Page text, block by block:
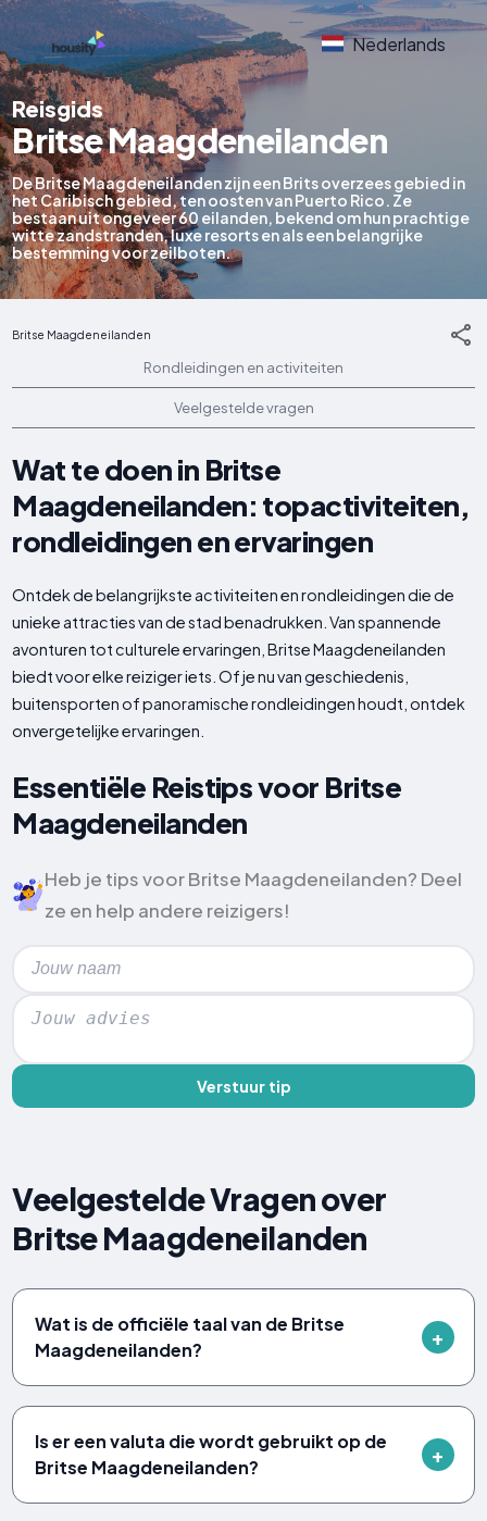
Nederlands
Reisgids
Britse Maagdeneilanden
De Britse Maagdeneilanden zijn een Brits overzees gebied in
het Caribisch gebied, ten oosten van Puerto Rico. Ze
bestaan uit ongeveer 60 eilanden, bekend om hun prachtige
witte zandstranden, luxe resorts en als een belangrijke
bestemming voor zeilboten.
Britse Maagdeneilanden
Rondleidingen en activiteiten
Veelgestelde vragen
Wat te doen in Britse
Maagdeneilanden: topactiviteiten,
rondleidingen en ervaringen
Ontdek de belangrijkste activiteiten en rondleidingen die de
unieke attracties van de stad benadrukken. Van spannende
avonturen tot culturele ervaringen, Britse Maagdeneilanden
biedt voor elke reiziger iets. Of je nu van geschiedenis,
buitensporten of panoramische rondleidingen houdt, ontdek
onvergetelijke ervaringen.
Essentiële Reistips voor Britse
Maagdeneilanden
Heb je tips voor Britse Maagdeneilanden? Deel
ze en help andere reizigers!
Verstuur tip
Veelgestelde Vragen over
Britse Maagdeneilanden
Wat is de officiële taal van de Britse
Maagdeneilanden?
Is er een valuta die wordt gebruikt op de
Britse Maagdeneilanden?